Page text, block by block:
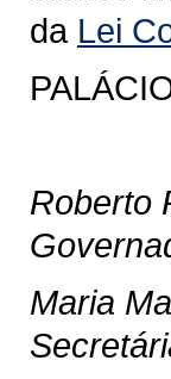
da Lei
Roberto
Maria